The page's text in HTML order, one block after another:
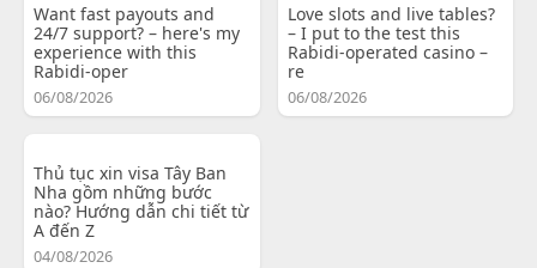
Want fast payouts and
24/7 support? – here's my
experience with this
Rabidi-oper
06/08/2026
Love slots and live tables?
– I put to the test this
Rabidi-operated casino –
re
06/08/2026
Thủ tục xin visa Tây Ban
Nha gồm những bước
nào? Hướng dẫn chi tiết từ
A đến Z
04/08/2026